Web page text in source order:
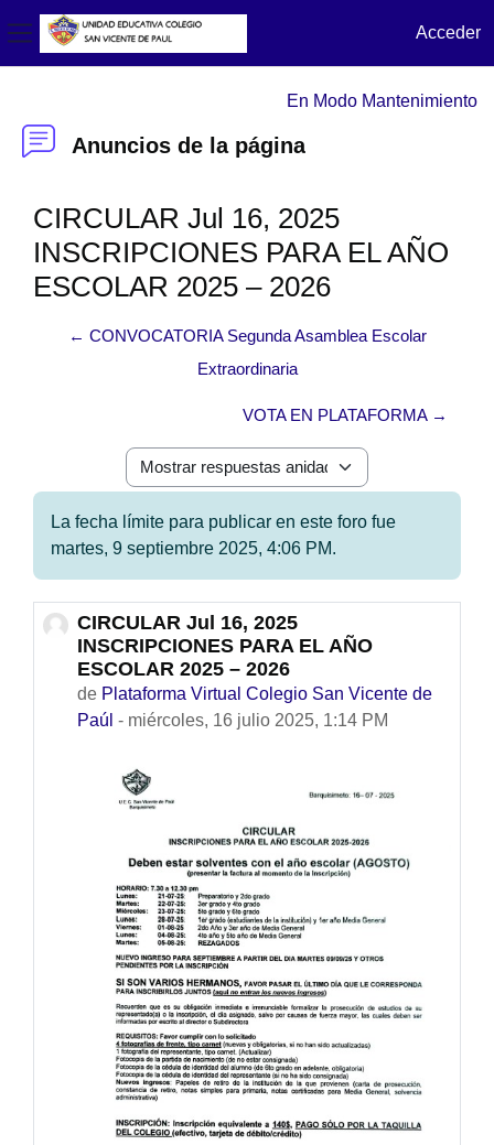
Panel lateral
Acceder
En Modo Mantenimiento
Anuncios de la página
CIRCULAR Jul 16, 2025
INSCRIPCIONES PARA EL AÑO
ESCOLAR 2025 – 2026
← CONVOCATORIA Segunda Asamblea Escolar
Extraordinaria
VOTA EN PLATAFORMA →
Mostrar modo
La fecha límite para publicar en este foro fue
martes, 9 septiembre 2025, 4:06 PM.
CIRCULAR Jul 16, 2025
INSCRIPCIONES PARA EL AÑO
ESCOLAR 2025 – 2026
de Plataforma Virtual Colegio San Vicente de
Paúl - miércoles, 16 julio 2025, 1:14 PM
Número de respuestas: 0